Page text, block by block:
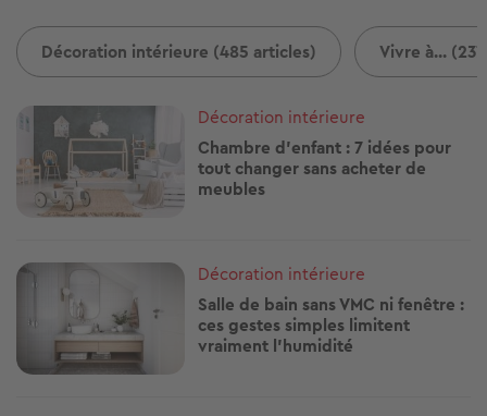
Chambre d’enfant : 6 idées déco à moins
de 100 € pour un relooking parfait
Une chambre d’enfant stylée sans dépenser des fortunes ? C’est
possible ! Meubles réinventés...